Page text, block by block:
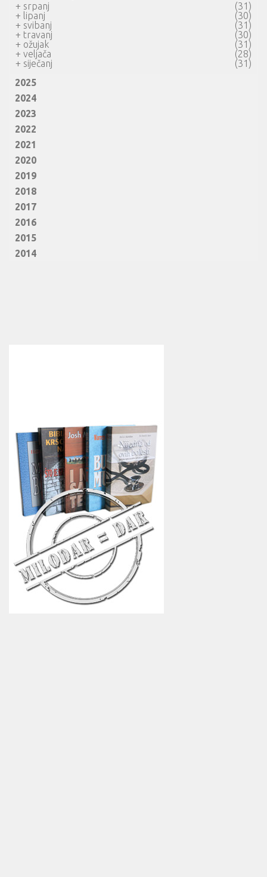
+ srpanj
(31)
+ lipanj
(30)
+ svibanj
(31)
+ travanj
(30)
+ ožujak
(31)
+ veljača
(28)
+ siječanj
(31)
2025
2024
2023
2022
2021
2020
2019
2018
2017
2016
2015
2014